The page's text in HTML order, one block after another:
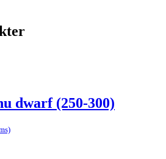
dwarf (250-300)